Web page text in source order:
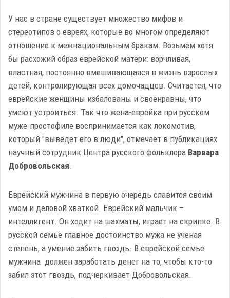
У нас в стране существует множество мифов и
стереотипов о евреях, которые во многом определяют
отношение к межнациональным бракам. Возьмем хотя
бы расхожий образ еврейской матери: ворчливая,
властная, постоянно вмешивающаяся в жизнь взрослых
детей, контролирующая всех домочадцев. Считается, что
еврейские женщины избалованы и своенравны, что
умеют устроиться. Так что жена-еврейка при русском
муже-простофиле воспринимается как локомотив,
который "выведет его в люди", отмечает в публикациях
научный сотрудник Центра русского фольклора Варвара
Добровольская.
Еврейский мужчина в первую очередь славится своим
умом и деловой хваткой. Еврейский мальчик –
интеллигент. Он ходит на шахматы, играет на скрипке. В
русской семье главное достоинство мужа не ученая
степень, а умение забить гвоздь. В еврейской семье
мужчина должен заработать денег на то, чтобы кто-то
забил этот гвоздь, подчеркивает Добровольская.